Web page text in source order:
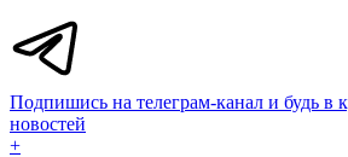
Подпишись на телеграм-канал и будь в
новостей
+